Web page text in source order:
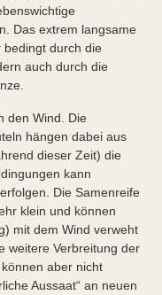
Das extrem langsame
bedingt durch die
auch durch die
den Wind. Die
hängen dabei aus
dieser Zeit) die
kann
Die Samenreife
klein und können
mit dem Wind verweht
weitere Verbreitung der
aber nicht
Aussaat“ an neuen